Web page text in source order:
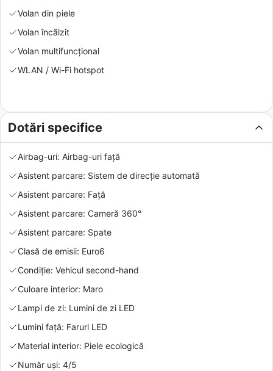
Volan din piele
Volan încălzit
Volan multifuncțional
WLAN / Wi-Fi hotspot
Dotări specifice
Airbag-uri: Airbag-uri față
Asistent parcare: Sistem de direcție automată
Asistent parcare: Față
Asistent parcare: Cameră 360°
Asistent parcare: Spate
Clasă de emisii: Euro6
Condiție: Vehicul second-hand
Culoare interior: Maro
Lampi de zi: Lumini de zi LED
Lumini față: Faruri LED
Material interior: Piele ecologică
Număr uși: 4/5